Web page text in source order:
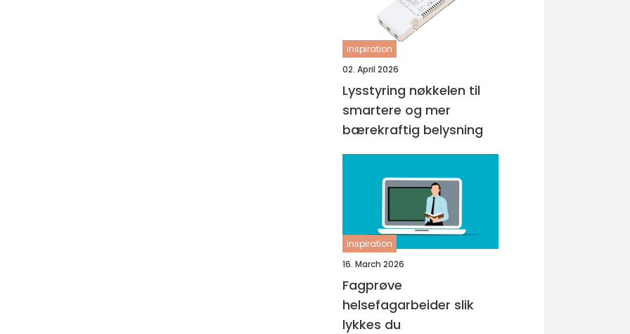
inspiration
02. April 2026
Lysstyring nøkkelen til
smartere og mer
bærekraftig belysning
inspiration
16. March 2026
Fagprøve
helsefagarbeider slik
lykkes du